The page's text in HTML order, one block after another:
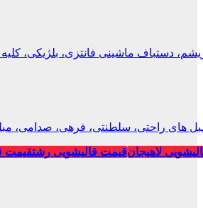
دستباف ماشینی فانتزی، بلژیکی،
های راحتی، سلطنتی، فرهی، صدامی،
لاهیجانقیمت قالیشویی رشتقیمت